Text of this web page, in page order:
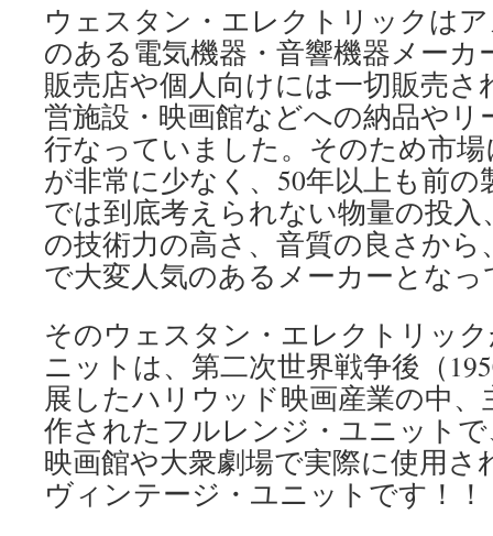
ウェスタン・エレクトリックは
のある電気機器・音響機器メーカ
販売店や個人向けには一切販売
営施設・映画館などへの納品や
行なっていました。そのため市
が非常に少なく、50年以上も前
では到底考えられない物量の投
の技術力の高さ、音質の良さから
で大変人気のあるメーカーとな
そのウェスタン・エレクトリッ
ニットは、第二次世界戦争後（
展したハリウッド映画産業の中
作されたフルレンジ・ユニット
映画館や大衆劇場で実際に使用さ
ヴィンテージ・ユニットです！！